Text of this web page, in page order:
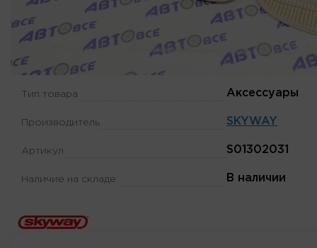
Тип товара Аксессуары
Производитель SKYWAY
Артикул S01302031
Наличие на складе В наличии